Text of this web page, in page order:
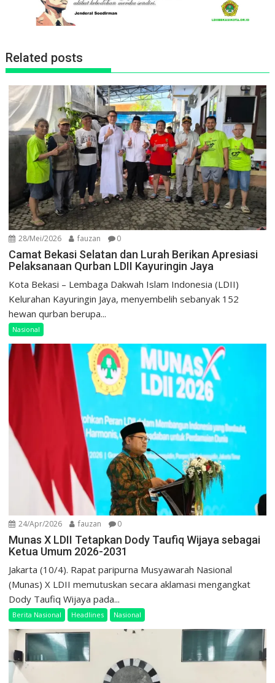
Related posts
28/Mei/2026 fauzan 0
Camat Bekasi Selatan dan Lurah Berikan Apresiasi
Pelaksanaan Qurban LDII Kayuringin Jaya
Kota Bekasi – Lembaga Dakwah Islam Indonesia (LDII)
Kelurahan Kayuringin Jaya, menyembelih sebanyak 152
hewan qurban berupa...
Nasional
24/Apr/2026 fauzan 0
Munas X LDII Tetapkan Dody Taufiq Wijaya sebagai
Ketua Umum 2026-2031
Jakarta (10/4). Rapat paripurna Musyawarah Nasional
(Munas) X LDII memutuskan secara aklamasi mengangkat
Dody Taufiq Wijaya pada...
Berita Nasional Headlines Nasional